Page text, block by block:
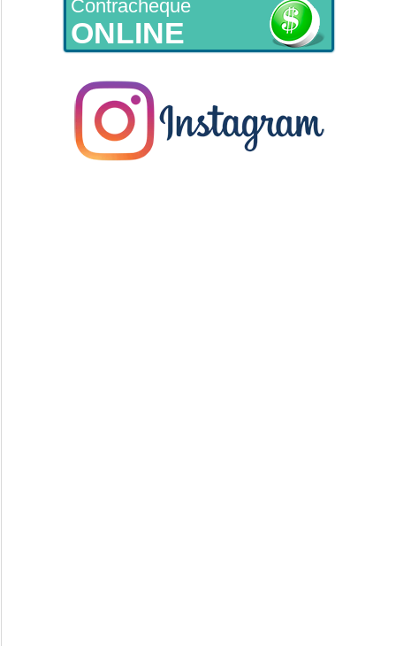
Contracheque
ONLINE